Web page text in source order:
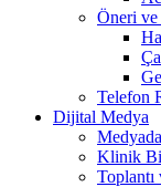
Öneri
Telefon
Dijital Medya
Klinik